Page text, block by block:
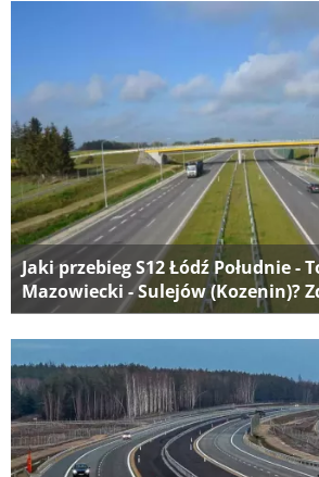
Jaki przebieg S12 Łódź Południe -
Mazowiecki - Sulejów (Kozenin)?